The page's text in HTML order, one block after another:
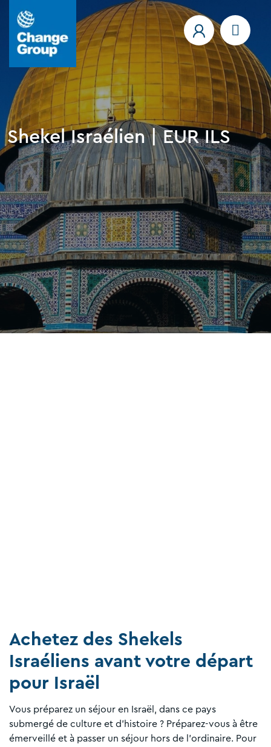
Shekel Israélien | EUR ILS
Achetez des Shekels
Israéliens avant votre départ
pour Israël
Vous préparez un séjour en Israël, dans ce pays
submergé de culture et d’histoire ? Préparez-vous à être
émerveillé et à passer un séjour hors de l’ordinaire. Pour